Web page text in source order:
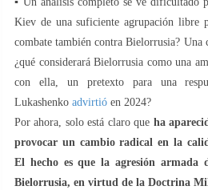
Kiev de una suficiente agrupación libre
combate también contra Bielorrusia? Una
¿qué considerará Bielorrusia como una
con ella, un pretexto para una
Lukashenko advirtió en 2024?
Por ahora, solo está claro que ha
provocar un cambio radical en la
El hecho es que la agresión armada
Bielorrusia, en virtud de la Doctrina